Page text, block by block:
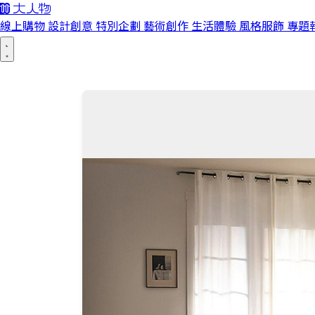
線上購物 設計創意 特別企劃 藝術創作 生活體驗 風格服飾 專題